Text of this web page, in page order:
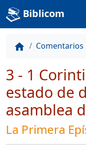
Biblicom
home Comentarios
3 - 1
estado de
asamblea
La Primera